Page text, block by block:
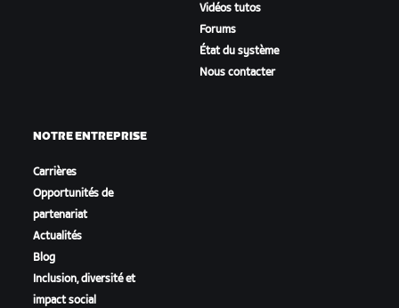
Vidéos tutos
Forums
État du système
Nous contacter
NOTRE ENTREPRISE
Carrières
Opportunités de
partenariat
Actualités
Blog
Inclusion, diversité et
impact social